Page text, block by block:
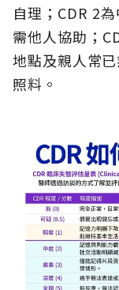
自理；CDR 2
需他人協助；
地點及親人常
照料。